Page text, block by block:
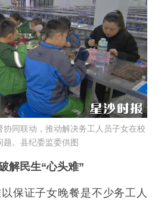
同联动，推动解决务工人员子女在校
题。县纪委监委供图
解民生“心头难”
保证子女晚餐是不少务工人